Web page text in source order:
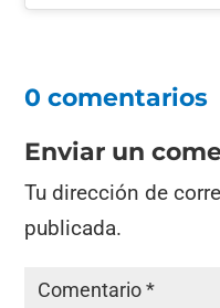
0 comentarios
Enviar un
Tu dirección de
publicada.